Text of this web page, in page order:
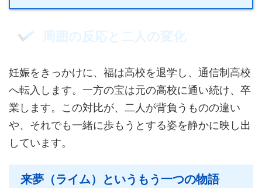
周囲の反応と二人の変化
妊娠をきっかけに、福は高校を退学し、通信制高校
へ転入します。一方の宝は元の高校に通い続け、卒
業します。この対比が、二人が背負うものの違い
や、それでも一緒に歩もうとする姿を静かに映し出
しています。
来夢（ライム）というもう一つの物語